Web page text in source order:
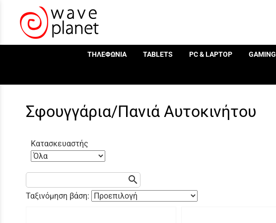
ΤΗΛΕΦΩΝΙΑ TABLETS PC & LAPTOP GAMING
Σφουγγάρια/Πανιά Αυτοκινήτου
Κατασκευαστής
search
Ταξινόμηση βάση: